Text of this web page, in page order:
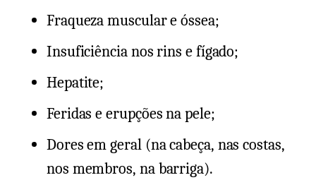
Fraqueza muscular e óssea;
Insuficiência nos rins e fígado;
Hepatite;
Feridas e erupções na pele;
Dores em geral (na cabeça, nas costas,
nos membros, na barriga).